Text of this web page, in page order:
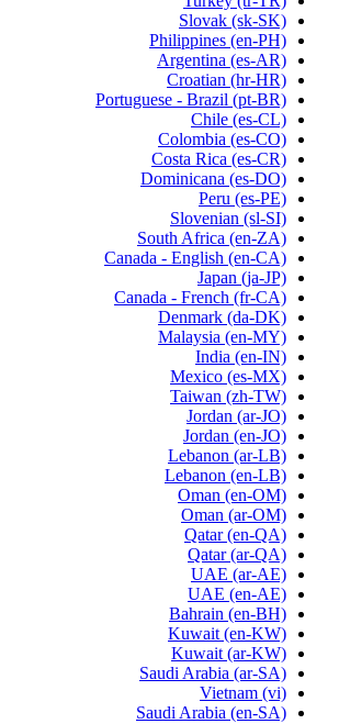
Slovak (sk-SK)
Philippines (en-PH)
Argentina (es-AR)
Croatian (hr-HR)
Portuguese - Brazil (pt-BR)
Chile (es-CL)
Colombia (es-CO)
Costa Rica (es-CR)
Dominicana (es-DO)
Peru (es-PE)
Slovenian (sl-SI)
South Africa (en-ZA)
Canada - English (en-CA)
Japan (ja-JP)
Canada - French (fr-CA)
Denmark (da-DK)
Malaysia (en-MY)
India (en-IN)
Mexico (es-MX)
Taiwan (zh-TW)
Jordan (ar-JO)
Jordan (en-JO)
Lebanon (ar-LB)
Lebanon (en-LB)
Oman (en-OM)
Oman (ar-OM)
Qatar (en-QA)
Qatar (ar-QA)
UAE (ar-AE)
UAE (en-AE)
Bahrain (en-BH)
Kuwait (en-KW)
Kuwait (ar-KW)
Saudi Arabia (ar-SA)
Vietnam (vi)
Saudi Arabia (en-SA)